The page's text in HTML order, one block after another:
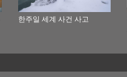
한주일 세계 사건 사고